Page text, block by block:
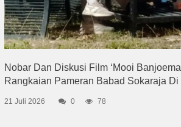
Nobar Dan Diskusi Film ‘Mooi
Rangkaian Pameran Babad Sokaraja Di
21 Juli 2026 0 78